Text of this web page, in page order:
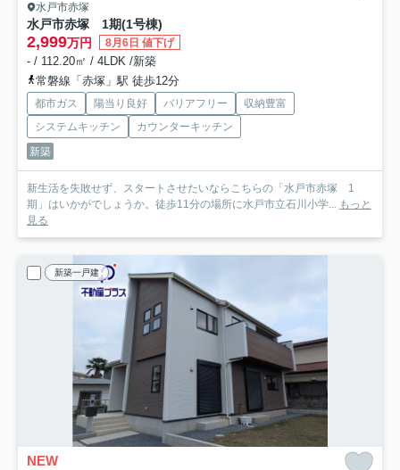
水戸市赤塚
水戸市赤塚 1期(1号棟)
2,999万円 8月6日 値下げ
- / 112.20㎡ / 4LDK /新築
常磐線「赤塚」駅 徒歩12分
都市ガス 陽当り良好 バリアフリー
収納豊富
システムキッチン
カウンターキッチン
新築
新生活を失敗せず、スタートさせたいならこちらの「水戸市赤塚 1
期」はいかがでしょうか。徒歩11分の場所に水戸市立石川小学... もっと
見る
新築一戸建
NEW